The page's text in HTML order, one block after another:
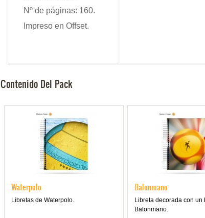
Nº de páginas: 160.
Impreso en Offset.
Contenido Del Pack
Waterpolo
Libretas de Waterpolo.
Balonmano
Libreta decorada con un
Balonmano.